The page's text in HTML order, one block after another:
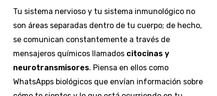
Tu sistema nervioso y tu sistema inmunológico no
son áreas separadas dentro de tu cuerpo; de hecho,
se comunican constantemente a través de
mensajeros químicos llamados citocinas y
neurotransmisores. Piensa en ellos como
WhatsApps biológicos que envían información sobre